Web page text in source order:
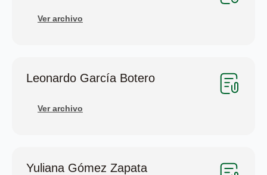
Ver archivo
Leonardo García Botero
Ver archivo
Yuliana Gómez Zapata